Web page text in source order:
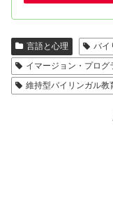
言語と心理 バイ
イマージョン・プログ
維持型バイリンガル教